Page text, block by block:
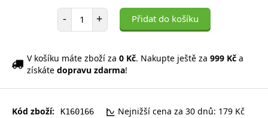
- Počet položek
+ Přidat do košíku
V košíku máte zboží za 0 Kč. Nakupte ještě za 999 Kč a
získáte dopravu zdarma!
Kód zboží: K160166
Nejnižší cena za 30 dnů: 179 Kč